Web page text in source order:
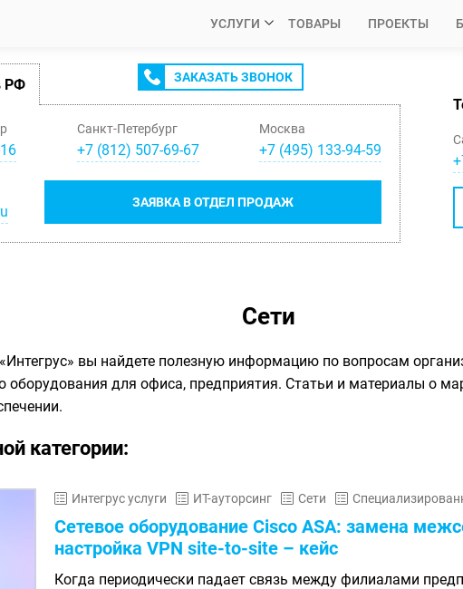
УСЛУГИ ТОВАРЫ ПРОЕКТЫ
РФ ЗАКАЗАТЬ ЗВОНОК
Санкт-Петербург
+7(812) 507-69-67
Москва
+7 (495) 133-94-59
ЗАЯВКА В ОТДЕЛ ПРОДАЖ
Сети
вы найдете полезную информацию по вопросам
оборудования для офиса, предприятия. Статьи и материалы о
категории:
Интегрус услуги ИТ-ауторсинг Сети
Сетевое оборудование Cisco ASA: замена
настройка VPN site-to-site – кейс
Когда периодически падает связь между филиалами